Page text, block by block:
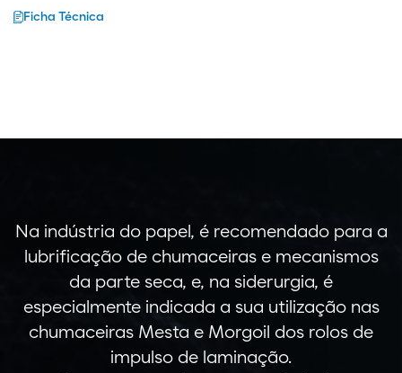
Ficha Técnica
Na indústria do papel, é recomendado para a
lubrificação de chumaceiras e mecanismos
da parte seca, e, na siderurgia, é
especialmente indicada a sua utilização nas
chumaceiras Mesta e Morgoil dos rolos de
impulso de laminação.